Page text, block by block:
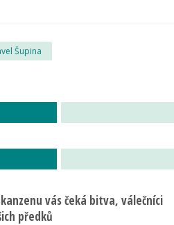
Šupina
vás čeká bitva, válečníci
předků